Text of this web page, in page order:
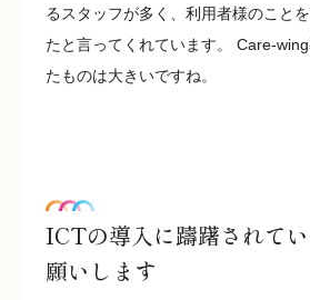
るスタッフが多く、利用者様のこと
たと言ってくれています。 Care-
たものは大きいですね。
ICTの導入に躊躇されて
願いします